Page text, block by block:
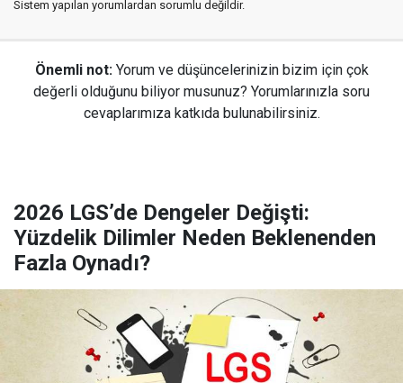
Sistem yapılan yorumlardan sorumlu değildir.
Önemli not: Yorum ve düşüncelerinizin bizim için çok
değerli olduğunu biliyor musunuz? Yorumlarınızla soru
cevaplarımıza katkıda bulunabilirsiniz.
2026 LGS’de Dengeler Değişti:
Yüzdelik Dilimler Neden Beklenenden
Fazla Oynadı?